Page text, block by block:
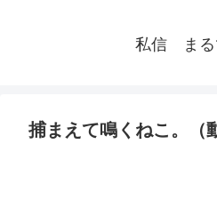
私信 まる
捕まえて鳴くねこ。（